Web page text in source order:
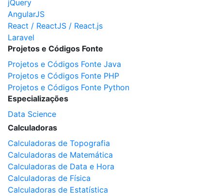
jQuery
AngularJS
React / ReactJS / React.js
Laravel
Projetos e Códigos Fonte
Projetos e Códigos Fonte Java
Projetos e Códigos Fonte PHP
Projetos e Códigos Fonte Python
Especializações
Data Science
Calculadoras
Calculadoras de Topografia
Calculadoras de Matemática
Calculadoras de Data e Hora
Calculadoras de Física
Calculadoras de Estatística